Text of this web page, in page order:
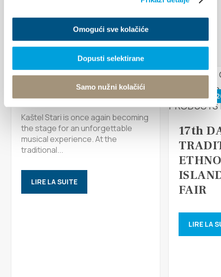
Omogući sve kolačiće
Dopusti selektirane
Samo nužni kolačići
MANIFESTATIONS
Découvrir plus
Arias under the stars
Kaštel Stari is once again becoming
the stage for an unforgettable
musical experience. At the
traditional...
LIRE LA SUITE
26 juin
17th
FAIR
LIRE LA